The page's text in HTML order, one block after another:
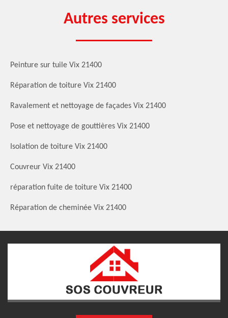
Autres services
Peinture sur tuile Vix 21400
Réparation de toiture Vix 21400
Ravalement et nettoyage de façades Vix 21400
Pose et nettoyage de gouttières Vix 21400
Isolation de toiture Vix 21400
Couvreur Vix 21400
réparation fuite de toiture Vix 21400
Réparation de cheminée Vix 21400